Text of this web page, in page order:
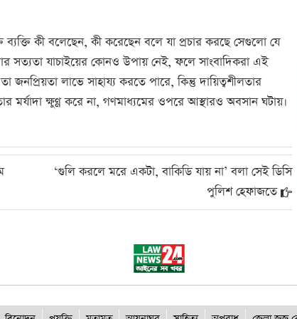
ব্যক্তি কী বলেছেন, কী করেছেন বলে যা প্রচার করছে সেগুলো যে
সত্যতা যাচাইয়ের কোনও উপায় নেই, ফলে সাংবাদিকরা এই
জনপ্রিয়তা লাভে সাহায্য করতে পারে, কিন্তু দায়িত্বশীলতার
মর্যাদা ক্ষুণ্ণ করে না, গণমাধ্যমের ওপরে আস্থারও অবসান ঘটায়।
‘গুলি করলে মরে একটা, বাকিডি যায় না’ বলা সেই ডিসি
পুলিশ হেফাজতে